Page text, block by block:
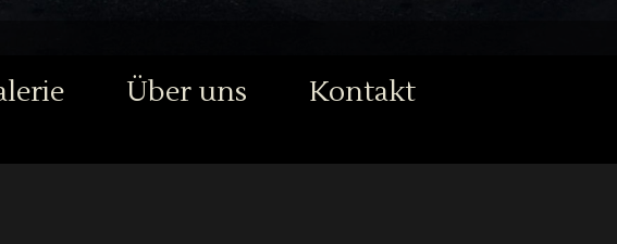
Über uns Kontakt